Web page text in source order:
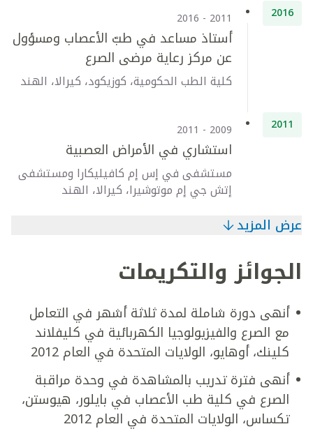
2016
2011 - 2016
أستاذ مساعد في طبّ الأعصاب ومسؤول
عن مركز رعاية مرضى الصرع
كلية الطب الحكومية، كوزيكود، كيرالا، الهند
2011
2009 - 2011
استشاري في الأمراض العصبية
مستشفى في إس إم كافيليكارا ومستشفى
إتش جي إم موتوشيرا، كيرالا، الهند
عرض المزيد
الجوائز والتكريمات
أنهى دورة شاملة لمدة ثلاثة أشهر في التعامل
مع الصرع والفيزيولوجيا الكهربائية في كليفلاند
كلينك، أوهايو، الولايات المتحدة في العام 2012
أنهى فترة تدريب بالمشاهدة في وحدة مراقبة
الصرع في كلية طب الأعصاب في بايلور، هيوستن،
تكساس، الولايات المتحدة في العام 2012